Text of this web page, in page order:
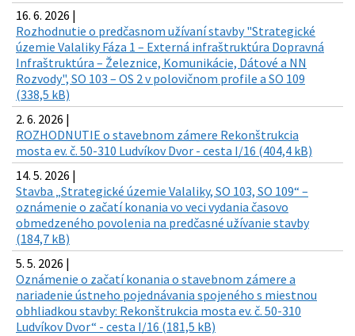
16. 6. 2026 |
Rozhodnutie o predčasnom užívaní stavby "Strategické
územie Valaliky Fáza 1 – Externá infraštruktúra Dopravná
Infraštruktúra – Železnice, Komunikácie, Dátové a NN
Rozvody", SO 103 – OS 2 v polovičnom profile a SO 109
(338,5 kB)
2. 6. 2026 |
ROZHODNUTIE o stavebnom zámere Rekonštrukcia
mosta ev. č. 50-310 Ludvíkov Dvor - cesta I/16 (404,4 kB)
14. 5. 2026 |
Stavba „Strategické územie Valaliky, SO 103, SO 109“ –
oznámenie o začatí konania vo veci vydania časovo
obmedzeného povolenia na predčasné užívanie stavby
(184,7 kB)
5. 5. 2026 |
Oznámenie o začatí konania o stavebnom zámere a
nariadenie ústneho pojednávania spojeného s miestnou
obhliadkou stavby: Rekonštrukcia mosta ev. č. 50-310
Ludvíkov Dvor“ - cesta I/16 (181,5 kB)